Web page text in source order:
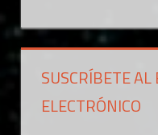
SUSCRÍBETE AL
ELECTRÓNICO